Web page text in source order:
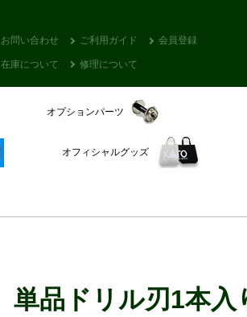
お問い合わせ ご利用ガイド 会員登録
在庫について 修理について
オプションパーツ
オフィシャルグッズ
単品ドリル刃1本入